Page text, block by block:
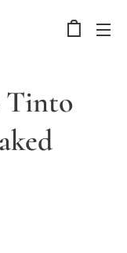
Tinto